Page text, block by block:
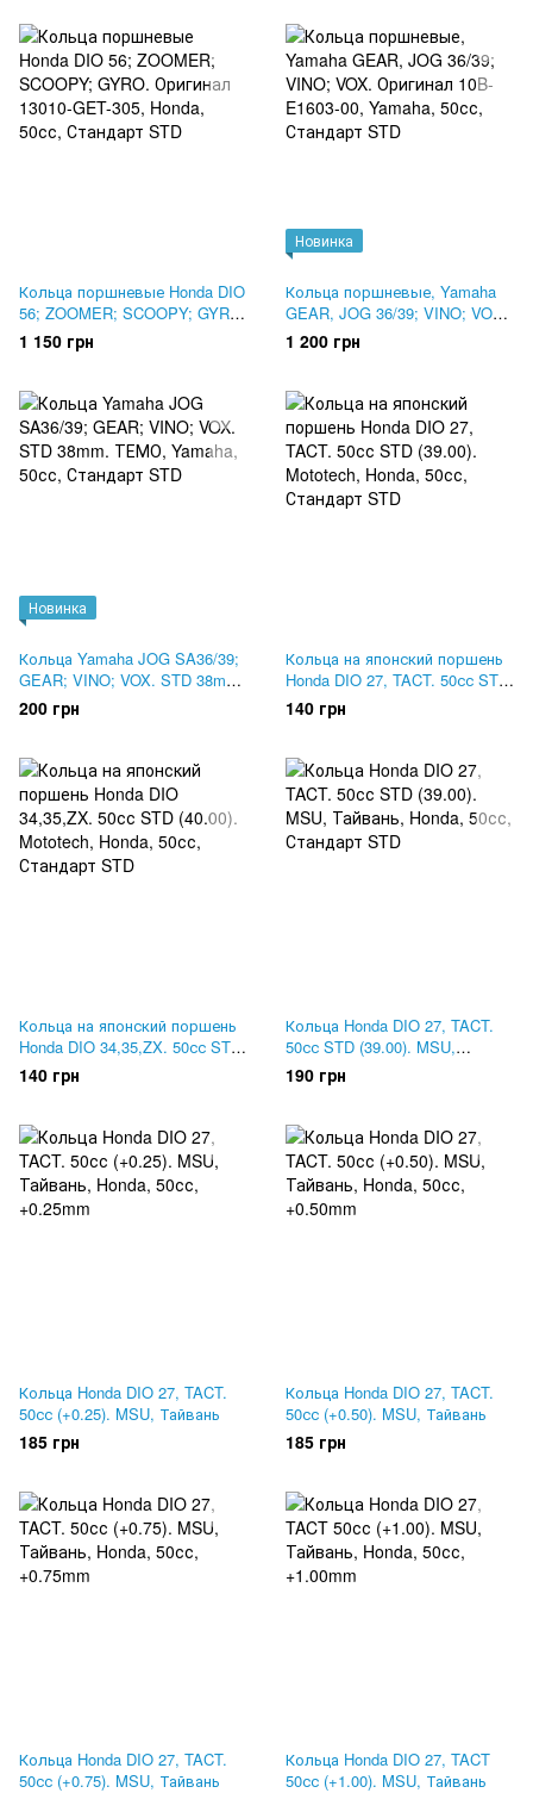
Кольца поршневые Honda DIO
56; ZOOMER; SCOOPY; GYRO.
Оригинал 13010-GET-305
1 150 грн
Новинка
Кольца поршневые, Yamaha
GEAR, JOG 36/39; VINO; VOX.
Оригинал 10B-E1603-00
1 200 грн
Новинка
Кольца Yamaha JOG SA36/39;
GEAR; VINO; VOX. STD 38mm.
ТЕМО
200 грн
Кольца на японский поршень
Honda DIO 27, TACT. 50сс STD
(39.00). Mototech
140 грн
Кольца на японский поршень
Honda DIO 34,35,ZX. 50сс STD
(40.00). Mototech
140 грн
Кольца Honda DIO 27, TACT.
50сс STD (39.00). MSU,
Тайвань
190 грн
Кольца Honda DIO 27, TACT.
50сс (+0.25). MSU, Тайвань
185 грн
Кольца Honda DIO 27, TACT.
50сс (+0.50). MSU, Тайвань
185 грн
Кольца Honda DIO 27, TACT.
50сс (+0.75). MSU, Тайвань
Кольца Honda DIO 27, TACT
50сс (+1.00). MSU, Тайвань